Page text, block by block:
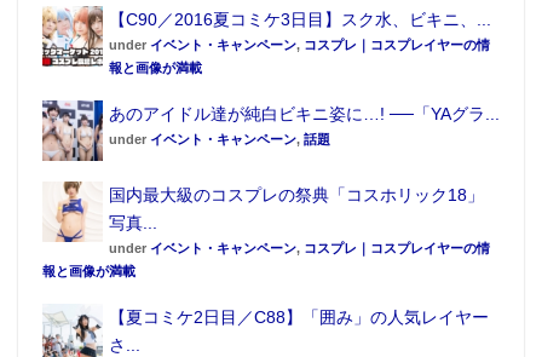
【C90／2016夏コミケ3日目】スク水、ビキニ、...
under イベント・キャンペーン, コスプレ｜コスプレイヤーの情
報と画像が満載
あのアイドル達が純白ビキニ姿に…! ──「YAグラ...
under イベント・キャンペーン, 話題
国内最大級のコスプレの祭典「コスホリック18」
写真...
under イベント・キャンペーン, コスプレ｜コスプレイヤーの情
報と画像が満載
【夏コミケ2日目／C88】「囲み」の人気レイヤー
さ...